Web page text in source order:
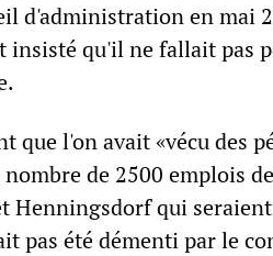
d'administration en mai
insisté qu'il ne fallait pas
que l'on avait «vécu des
de 2500 emplois
Henningsdorf qui seraient
pas été démenti par le